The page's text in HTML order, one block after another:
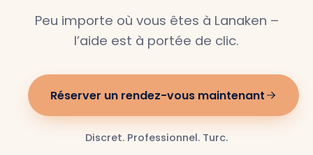
Peu importe où vous êtes à Lanaken –
l’aide est à portée de clic.
Réserver un rendez-vous maintenant
Discret. Professionnel. Turc.